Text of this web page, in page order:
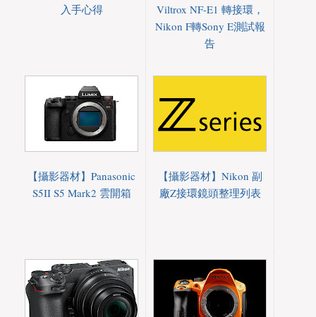
入手心得
Viltrox NF-E1 轉接環，
Nikon F轉Sony E測試報
告
【攝影器材】Panasonic
S5II S5 Mark2 雲開箱
【攝影器材】Nikon 副
廠Z接環鏡頭整理列表